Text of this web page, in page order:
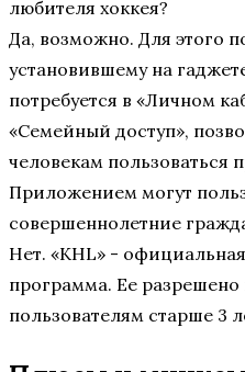
любителя хоккея?
Да, возможно. Для этого
установившему на
потребуется в «Личном
«Семейный доступ»,
человекам пользоваться
Приложением могут
совершеннолетние
Нет. «KHL» -
программа. Ее разрешено
пользователям старше 3